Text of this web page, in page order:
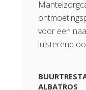
voor een
luisterend
ALBATROS